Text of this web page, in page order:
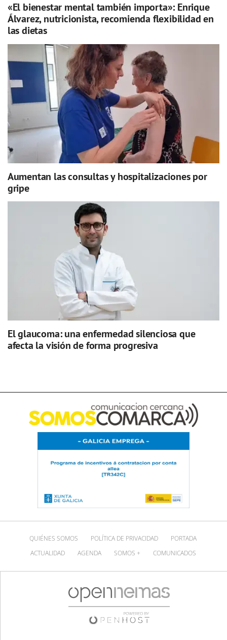
«El bienestar mental también importa»: Enrique
Álvarez, nutricionista, recomienda flexibilidad en
las dietas
Aumentan las consultas y hospitalizaciones por
gripe
El glaucoma: una enfermedad silenciosa que
afecta la visión de forma progresiva
QUIÉNES SOMOS POLÍTICA DE PRIVACIDAD
PORTADA
ACTUALIDAD
AGENDA SOMOS + COMUNICADOS